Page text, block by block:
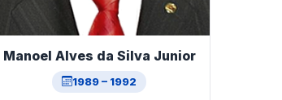
Manoel Alves da Silva Junior
1989 – 1992